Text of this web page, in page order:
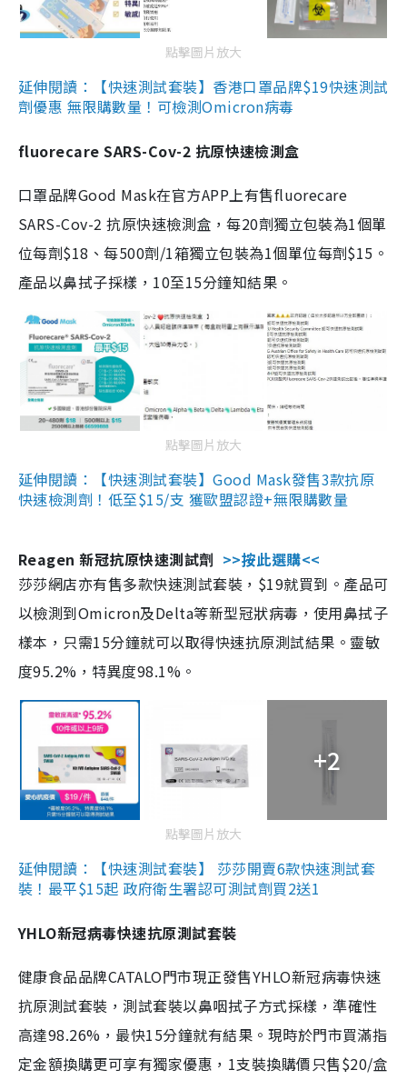
點擊圖片放大
延伸閱讀：【快速測試套裝】香港口罩品牌$19快速測試
劑優惠 無限購數量！可檢測Omicron病毒
fluorecare SARS-Cov-2 抗原快速檢測盒
口罩品牌Good Mask在官方APP上有售fluorecare
SARS-Cov-2 抗原快速檢測盒，每20劑獨立包裝為1個單
位每劑$18、每500劑/1箱獨立包裝為1個單位每劑$15。
產品以鼻拭子採樣，10至15分鐘知結果。
點擊圖片放大
延伸閱讀：【快速測試套裝】Good Mask發售3款抗原
快速檢測劑！低至$15/支 獲歐盟認證+無限購數量
Reagen 新冠抗原快速測試劑 >>按此選購<<
莎莎網店亦有售多款快速測試套裝，$19就買到。產品可
以檢測到Omicron及Delta等新型冠狀病毒，使用鼻拭子
樣本，只需15分鐘就可以取得快速抗原測試結果。靈敏
度95.2%，特異度98.1%。
+2
點擊圖片放大
延伸閱讀：【快速測試套裝】 莎莎開賣6款快速測試套
裝！最平$15起 政府衛生署認可測試劑買2送1
YHLO新冠病毒快速抗原測試套裝
健康食品品牌CATALO門市現正發售YHLO新冠病毒快速
抗原測試套裝，測試套裝以鼻咽拭子方式採樣，準確性
高達98.26%，最快15分鐘就有結果。現時於門市買滿指
定金額換購更可享有獨家優惠，1支裝換購價只售$20/盒